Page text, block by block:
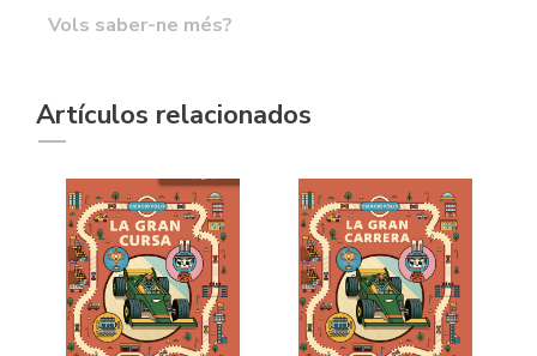
Vols saber-ne més?
Artículos relacionados